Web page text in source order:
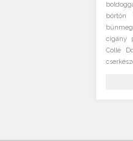
börtön
cigány
Colle